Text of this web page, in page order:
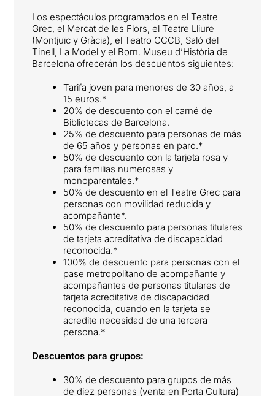
Los espectáculos programados en el Teatre
Grec, el Mercat de les Flors, el Teatre Lliure
(Montjuïc y Gràcia), el Teatro CCCB, Saló del
Tinell, La Model y el Born. Museu d’Història de
Barcelona ofrecerán los descuentos siguientes:
Tarifa joven para menores de 30 años, a
15 euros.*
20% de descuento con el carné de
Bibliotecas de Barcelona.
25% de descuento para personas de más
de 65 años y personas en paro.*
50% de descuento con la tarjeta rosa y
para familias numerosas y
monoparentales.*
50% de descuento en el Teatre Grec para
personas con movilidad reducida y
acompañante*.
50% de descuento para personas titulares
de tarjeta acreditativa de discapacidad
reconocida.*
100% de descuento para personas con el
pase metropolitano de acompañante y
acompañantes de personas titulares de
tarjeta acreditativa de discapacidad
reconocida, cuando en la tarjeta se
acredite necesidad de una tercera
persona.*
Descuentos para grupos:
30% de descuento para grupos de más
de diez personas (venta en Porta Cultura)